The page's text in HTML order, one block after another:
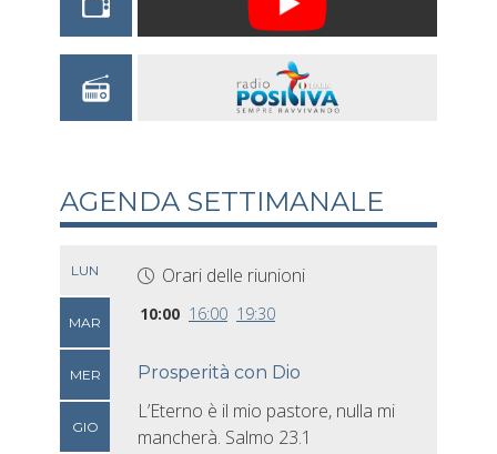
AGENDA SETTIMANALE
LUN
MAR
MER
GIO
Orari delle riunioni
10:00 16:00 19:30
Prosperità con Dio
L’Eterno è il mio pastore, nulla mi
mancherà. Salmo 23.1